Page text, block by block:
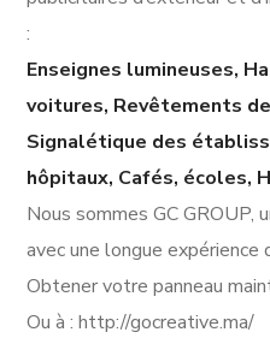
:
Enseignes lumineuses,
voitures, Revêtements
Signalétique des
hôpitaux, Cafés, écoles,
Nous sommes GC GROUP,
avec une longue expérience
Obtener votre panneau
Ou à : http://gocreative.ma/